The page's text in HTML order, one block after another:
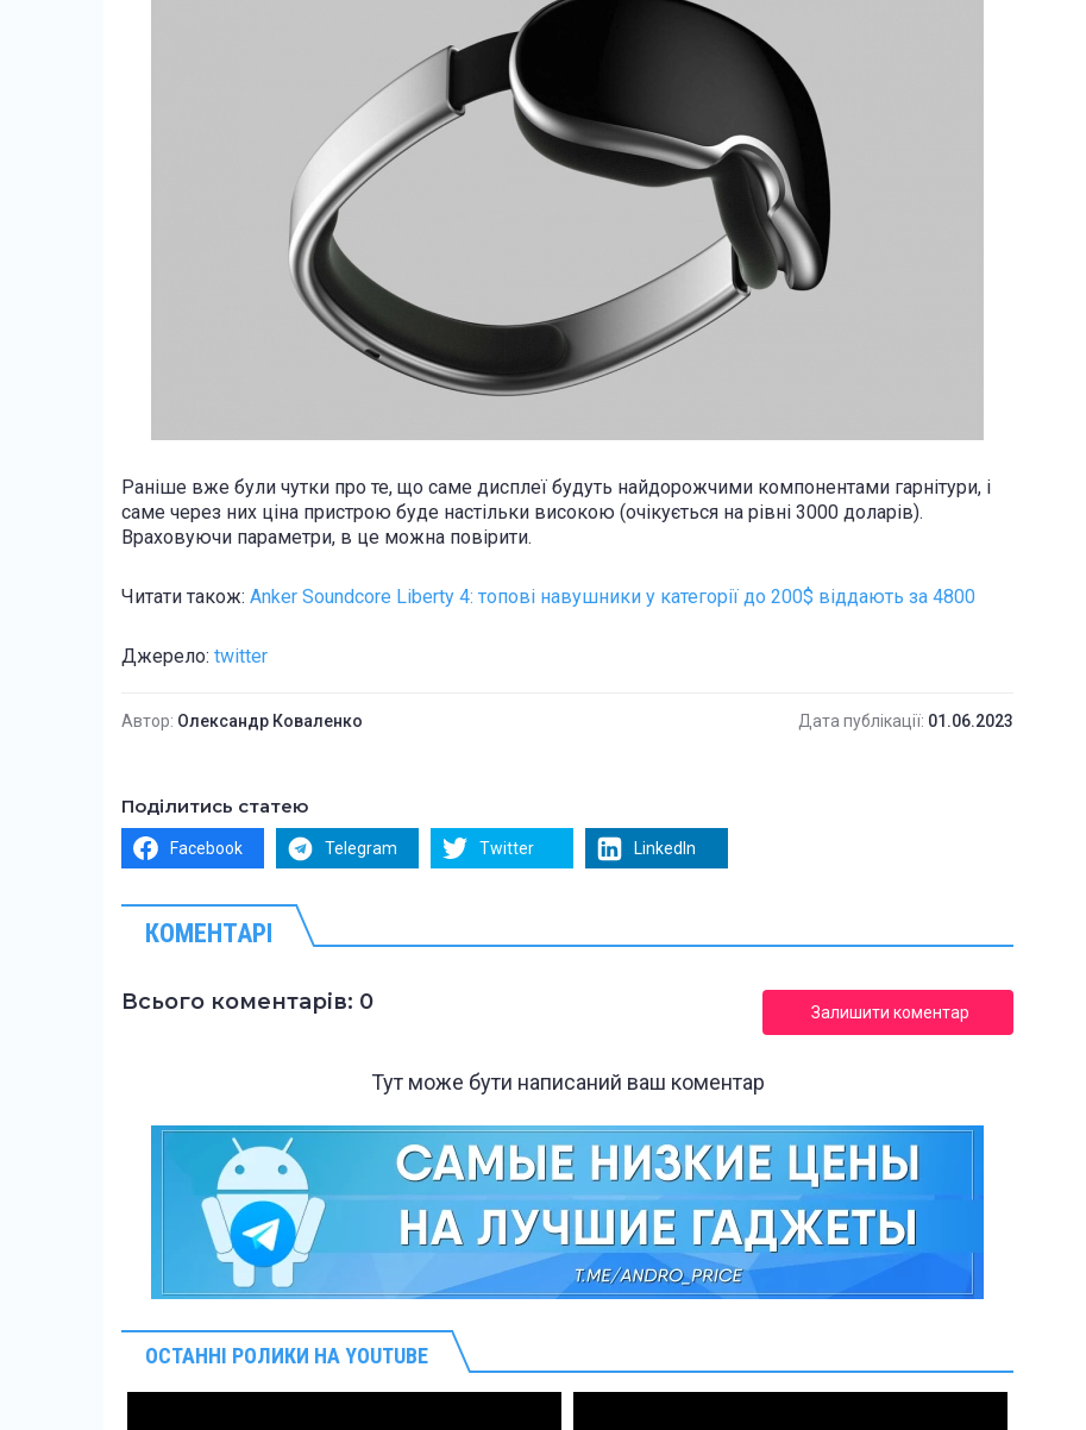
Раніше вже були чутки про те, що саме дисплеї будуть найдорожчими компонентами гарнітури, і
саме через них ціна пристрою буде настільки високою (очікується на рівні 3000 доларів).
Враховуючи параметри, в це можна повірити.
Читати також: Anker Soundcore Liberty 4: топові навушники у категорії до 200$ віддають за 4800
Джерело: twitter
Автор: Олександр Коваленко Дата публікації: 01.06.2023
Поділитись статею
Facebook Telegram Twitter LinkedIn
КОМЕНТАРІ
Всього коментарів: 0 Залишити коментар
Тут може бути написаний ваш коментар
ОСТАННІ РОЛИКИ НА YOUTUBE